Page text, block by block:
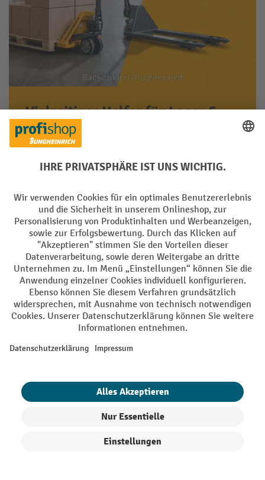
Vielseitiger Helfer für Lager &
Logistik
Robust gebaut und leicht zu bedienen für
Jetzt ansehen
Lager, Logistik und Verkauf
Unser Portfolio umfasst sowohl manuelle und elektrische
Kaufberater hilft Ihnen dabei, unkompliziert den passenden